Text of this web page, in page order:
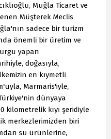
Muğla Ticaret ve
Müşterek Meclis
sadece bir turizm
önemli bir üretim ve
yapan
doğasıyla,
en kıymetli
Marmaris'iyle,
dünyaya
kilometrelik kıyı şeridiyle
merkezlerimizden biri
su ürünlerine,